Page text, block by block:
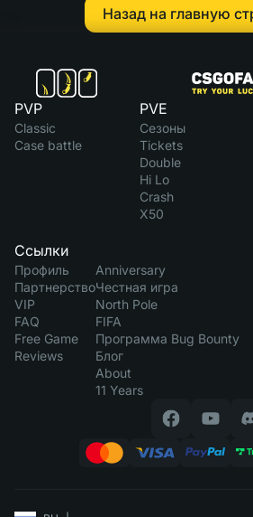
Назад на главную
PVP
Classic
Case battle
PVE
Сезоны
Tickets
Double
Hi Lo
Crash
X50
Ссылки
Профиль
Партнерство
VIP
FAQ
Free Game
Reviews
Anniversary
Честная игра
North Pole
FIFA
Программа Bug Bounty
Блог
About
11 Years